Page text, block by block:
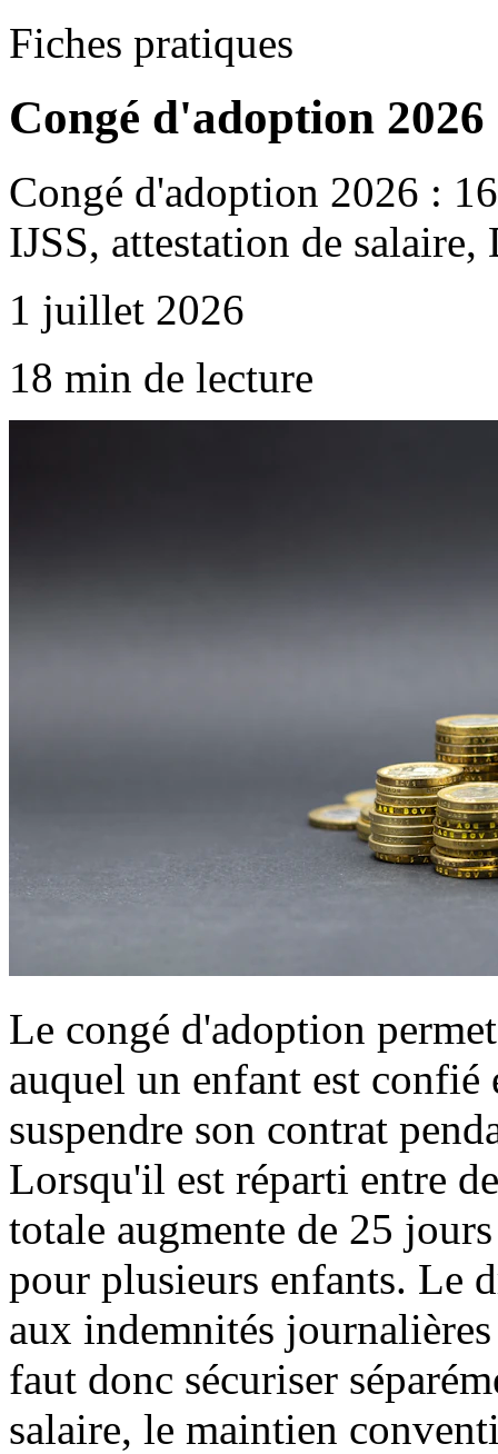
Fiches pratiques
Congé d'adoption
Congé d'adoption 2026 :
IJSS, attestation de
1 juillet 2026
18 min de lecture
Le congé d'adoption
auquel un enfant est
suspendre son contrat
Lorsqu'il est réparti entre
totale augmente de 25
pour plusieurs enfants. Le
aux indemnités
faut donc sécuriser
salaire, le maintien